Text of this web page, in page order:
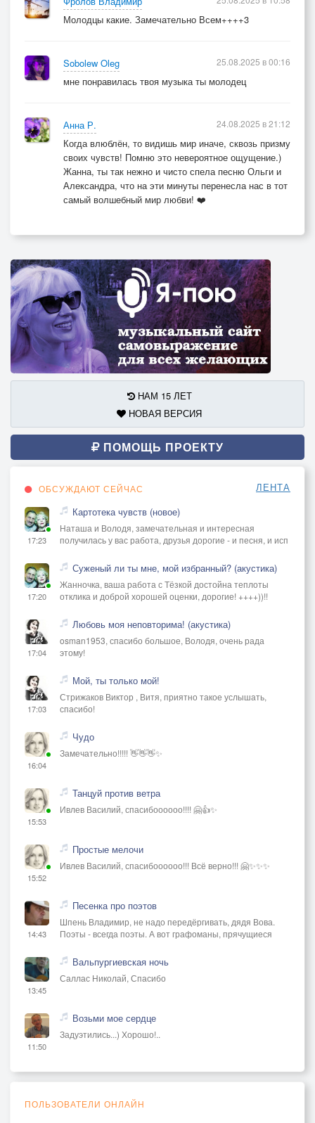
Молодцы какие. Замечательно Всем++++3
Sobolew Oleg
мне понравилась твоя музыка ты молодец
25.08.2025 в 00:16
Анна Р.
Когда влюблён, то видишь мир иначе, сквозь призму
своих чувств! Помню это невероятное ощущение.)
Жанна, ты так нежно и чисто спела песню Ольги и
Александра, что на эти минуты перенесла нас в тот
самый волшебный мир любви! ❤️
24.08.2025 в 21:12
НАМ 15 ЛЕТ
НОВАЯ ВЕРСИЯ
ПОМОЩЬ ПРОЕКТУ
ОБСУЖДАЮТ СЕЙЧАС ЛЕНТА
17:23
Картотека чувств (новое)
Наташа и Володя, замечательная и интересная
получилась у вас работа, друзья дорогие - и песня, и исп
17:20
Суженый ли ты мне, мой избранный? (акустика)
Жанночка, ваша работа с Тёзкой достойна теплоты
отклика и доброй хорошей оценки, дорогие! ++++))!!
17:04
Любовь моя неповторима! (акустика)
osman1953, спасибо большое, Володя, очень рада
этому!
17:03
Мой, ты только мой!
Стрижаков Виктор , Витя, приятно такое услышать,
спасибо!
16:04
Чудо
Замечательно!!!!! 👋👋👋✨
15:53
Танцуй против ветра
Ивлев Василий, спасибоооооо!!!! 🤗👍✨
15:52
Простые мелочи
Ивлев Василий, спасибоооооо!!! Всё верно!!! 🤗✨✨✨
14:43
Песенка про поэтов
Шпень Владимир, не надо передёргивать, дядя Вова.
Поэты - всегда поэты. А вот графоманы, прячущиеся
13:45
Вальпургиевская ночь
Саллас Николай, Спасибо
11:50
Возьми мое сердце
Задуэтились...) Хорошо!..
ПОЛЬЗОВАТЕЛИ ОНЛАЙН